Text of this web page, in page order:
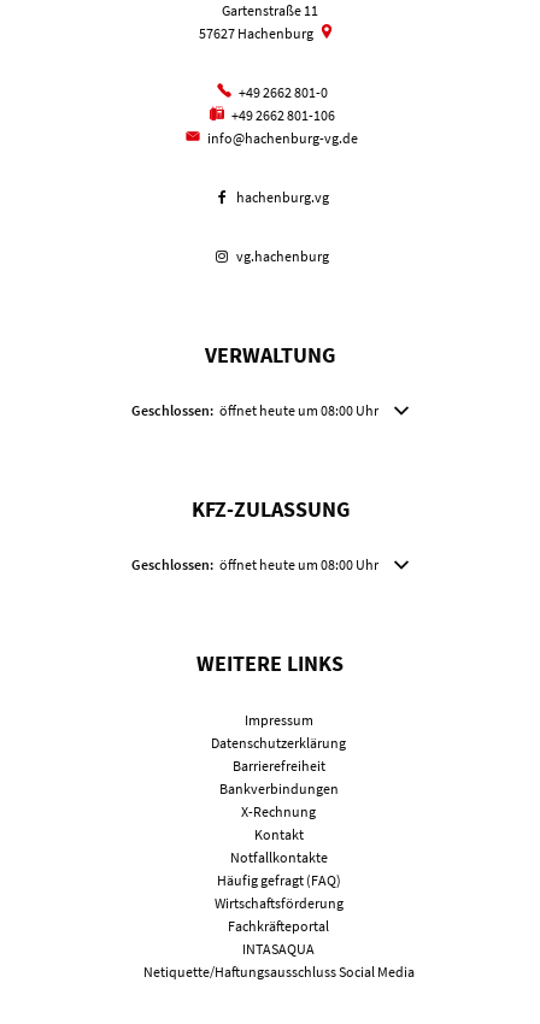
Gartenstraße 11
57627 Hachenburg
+49 2662 801-0
+49 2662 801-106
info@hachenburg-vg.de
hachenburg.vg
vg.hachenburg
VERWALTUNG
Klicken, um weitere Öffnungs- oder Schließzeiten auszublenden
Geschlossen: öffnet heute um 08:00 Uhr
KFZ-ZULASSUNG
Klicken, um weitere Öffnungs- oder Schließzeiten auszublenden
Geschlossen: öffnet heute um 08:00 Uhr
WEITERE LINKS
Impressum
Datenschutzerklärung
Barrierefreiheit
Bankverbindungen
X-Rechnung
Kontakt
Notfallkontakte
Häufig gefragt (FAQ)
Wirtschaftsförderung
Fachkräfteportal
INTASAQUA
Netiquette/Haftungsausschluss Social Media